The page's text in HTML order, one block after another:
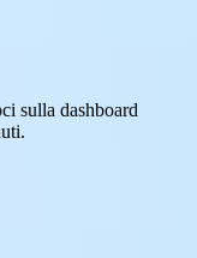
sulla dashboard